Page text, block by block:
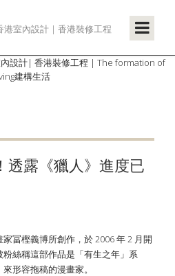
內設計| 香港裝修工程 | The formation of
建構生活
透露《獵人》進度已
冨樫義博所創作，於 2006 年 2 月開
絲稱這部作品是「有生之年」系
形容拖稿的漫畫家。